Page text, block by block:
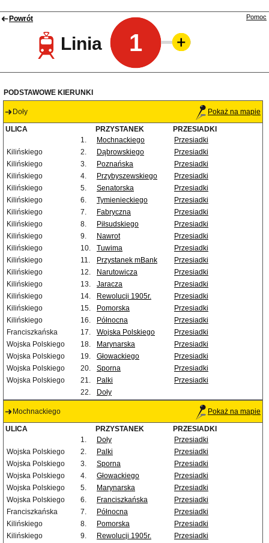
Powrót
Linia 1
Pomoc
PODSTAWOWE KIERUNKI
Doły Pokaż na mapie
ULICA PRZYSTANEK
PRZESIADKI
1.
Mochnackiego
Przesiadki
Kilińskiego
2. Dąbrowskiego
Przesiadki
Kilińskiego
3. Poznańska
Przesiadki
Kilińskiego
4. Przybyszewskiego
Przesiadki
Kilińskiego
5. Senatorska
Przesiadki
Kilińskiego
6. Tymienieckiego
Przesiadki
Kilińskiego
7. Fabryczna
Przesiadki
Kilińskiego
8. Piłsudskiego
Przesiadki
Kilińskiego
9. Nawrot
Przesiadki
Kilińskiego
10. Tuwima
Przesiadki
Kilińskiego
11. Przystanek mBank
Przesiadki
Kilińskiego
12. Narutowicza
Przesiadki
Kilińskiego
13. Jaracza
Przesiadki
Kilińskiego
14. Rewolucji 1905r.
Przesiadki
Kilińskiego
15. Pomorska
Przesiadki
Kilińskiego
16. Północna
Przesiadki
Franciszkańska
17. Wojska Polskiego
Przesiadki
Wojska Polskiego
18. Marynarska
Przesiadki
Wojska Polskiego
19. Głowackiego
Przesiadki
Wojska Polskiego
20. Sporna
Przesiadki
Wojska Polskiego
21. Palki
Przesiadki
22.
Doły
Mochnackiego Pokaż na mapie
ULICA PRZYSTANEK
PRZESIADKI
1.
Doły
Przesiadki
Wojska Polskiego
2. Palki
Przesiadki
Wojska Polskiego
3. Sporna
Przesiadki
Wojska Polskiego
4. Głowackiego
Przesiadki
Wojska Polskiego
5. Marynarska
Przesiadki
Wojska Polskiego
6. Franciszkańska
Przesiadki
Franciszkańska
7. Północna
Przesiadki
Kilińskiego
8. Pomorska
Przesiadki
Kilińskiego
9. Rewolucji 1905r. Przesiadki